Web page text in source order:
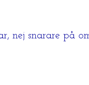
nej snarare på